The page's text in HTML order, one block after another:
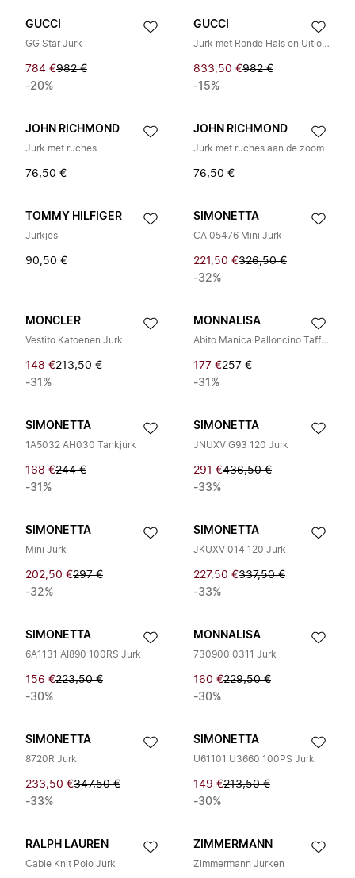
GUCCI
GG Star Jurk
784 €982 €
-20%
GUCCI
Jurk met Ronde Hals en Uitlopende Rok
833,50 €982 €
-15%
JOHN RICHMOND
Jurk met ruches
76,50 €
JOHN RICHMOND
Jurk met ruches aan de zoom
76,50 €
TOMMY HILFIGER
Jurkjes
90,50 €
SIMONETTA
CA 05476 Mini Jurk
221,50 €326,50 €
-32%
MONCLER
Vestito Katoenen Jurk
148 €213,50 €
-31%
MONNALISA
Abito Manica Palloncino Taffetta Rose
177 €257 €
-31%
SIMONETTA
1A5032 AH030 Tankjurk
168 €244 €
-31%
SIMONETTA
JNUXV G93 120 Jurk
291 €436,50 €
-33%
SIMONETTA
Mini Jurk
202,50 €297 €
-32%
SIMONETTA
JKUXV 014 120 Jurk
227,50 €337,50 €
-33%
SIMONETTA
6A1131 AI890 100RS Jurk
156 €223,50 €
-30%
MONNALISA
730900 0311 Jurk
160 €229,50 €
-30%
SIMONETTA
8720R Jurk
233,50 €347,50 €
-33%
SIMONETTA
U61101 U3660 100PS Jurk
149 €213,50 €
-30%
RALPH LAUREN
Cable Knit Polo Jurk
ZIMMERMANN
Zimmermann Jurken